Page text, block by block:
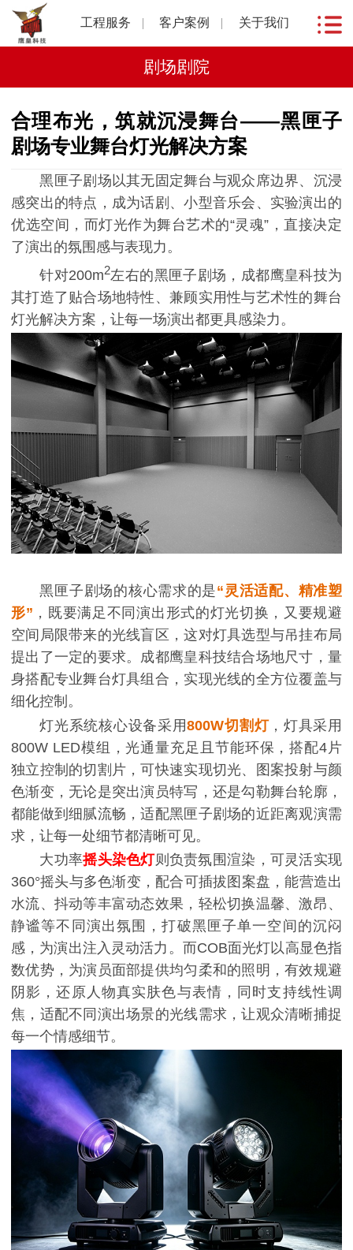
工程服务 客户案例 关于我们
剧场剧院
合理布光，筑就沉浸舞台——黑匣子
剧场专业舞台灯光解决方案
黑匣子剧场以其无固定舞台与观众席边界、沉浸
感突出的特点，成为话剧、小型音乐会、实验演出的
优选空间，而灯光作为舞台艺术的“灵魂”，直接决定
了演出的氛围感与表现力。
针对200m2左右的黑匣子剧场，成都鹰皇科技为
其打造了贴合场地特性、兼顾实用性与艺术性的舞台
灯光解决方案，让每一场演出都更具感染力。
黑匣子剧场的核心需求的是“灵活适配、精准塑
形” ，既要满足不同演出形式的灯光切换，又要规避
空间局限带来的光线盲区，这对灯具选型与吊挂布局
提出了一定的要求。成都鹰皇科技结合场地尺寸，量
身搭配专业舞台灯具组合，实现光线的全方位覆盖与
细化控制。
灯光系统核心设备采用800W切割灯，灯具采用
800W LED模组，光通量充足且节能环保，搭配4片
独立控制的切割片，可快速实现切光、图案投射与颜
色渐变，无论是突出演员特写，还是勾勒舞台轮廓，
都能做到细腻流畅，适配黑匣子剧场的近距离观演需
求，让每一处细节都清晰可见。
大功率摇头染色灯则负责氛围渲染，可灵活实现
360°摇头与多色渐变，配合可插拔图案盘，能营造出
水流、抖动等丰富动态效果，轻松切换温馨、激昂、
静谧等不同演出氛围，打破黑匣子单一空间的沉闷
感，为演出注入灵动活力。而COB面光灯以高显色指
数优势，为演员面部提供均匀柔和的照明，有效规避
阴影，还原人物真实肤色与表情，同时支持线性调
焦，适配不同演出场景的光线需求，让观众清晰捕捉
每一个情感细节。